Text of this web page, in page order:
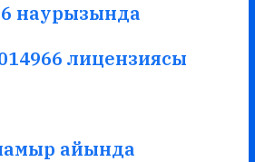
наурызында
лицензиясы
айында